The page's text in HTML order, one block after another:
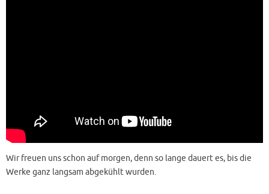
Wir freuen uns schon auf morgen, denn so lange dauert es, bis die
Werke ganz langsam abgekühlt wurden.